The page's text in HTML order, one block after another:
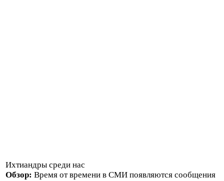
Ихтиандры среди нас
Обзор: Время от времени в СМИ появляются сообщения